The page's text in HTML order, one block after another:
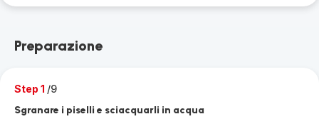
Preparazione
Step 1 /9
Sgranare i piselli e sciacquarli in acqua